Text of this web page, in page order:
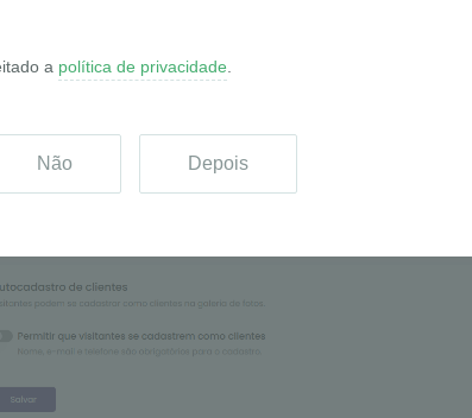
de fotos”,preencha as informações
anteriormente e adicionado nessa nova galeria de
adicionar o seu cliente e fazer o upload das fotos
um novo cliente e vincule ele à galeria para